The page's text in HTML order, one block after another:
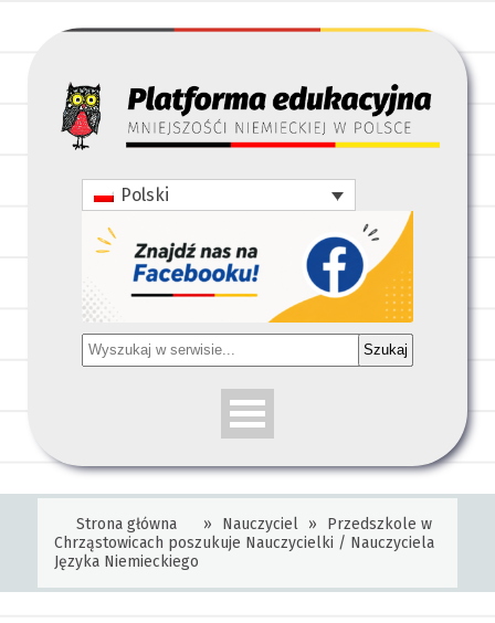
Polski
Szukaj
Strona główna » Nauczyciel »
Przedszkole w
Chrząstowicach poszukuje Nauczycielki / Nauczyciela
Języka Niemieckiego